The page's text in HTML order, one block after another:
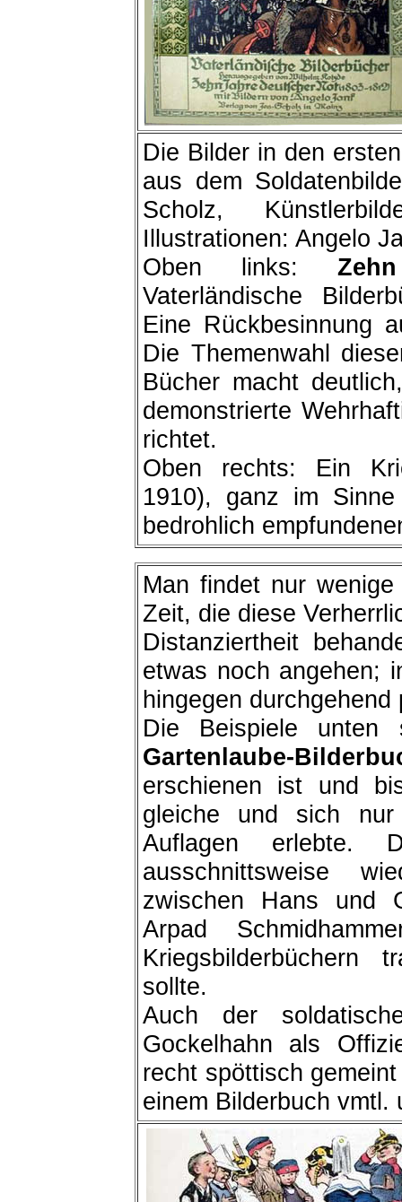
Die Bilder in den
aus dem
Scholz,
Illustrationen: Angelo
Oben links:
Vaterländische
Eine Rückbesinnung
Die Themenwahl
Bücher macht
demonstrierte
richtet.
Oben rechts: Ein
1910), ganz im
bedrohlich
Man findet nur
Zeit, die diese
Distanziertheit
etwas noch angehen;
hingegen
Die Beispiele unten
Gartenlaube-
erschienen ist und
gleiche und sich nur
Auflagen erlebte.
ausschnittsweise
zwischen Hans und
Arpad
Kriegsbilderbüchern
sollte.
Auch der
Gockelhahn als
recht spöttisch
einem Bilderbuch vmtl.